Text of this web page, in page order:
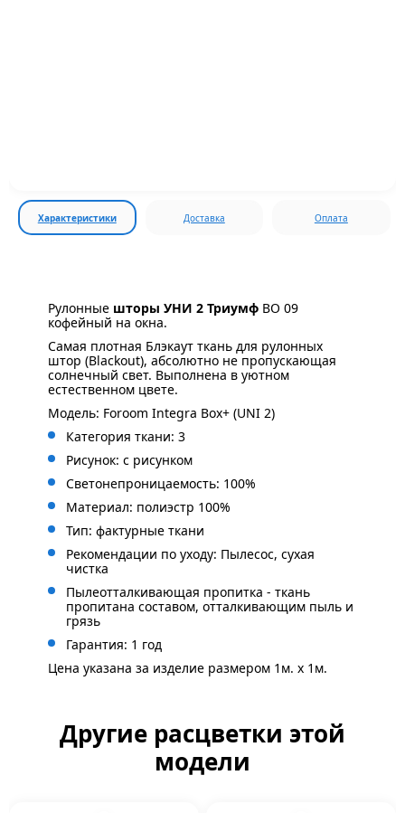
Характеристики Доставка Оплата
Рулонные шторы УНИ 2 Триумф BO 09
кофейный на окна.
Самая плотная Блэкаут ткань для рулонных
штор (Blackout), абсолютно не пропускающая
солнечный свет. Выполнена в уютном
естественном цвете.
Модель: Foroom Integra Box+ (UNI 2)
Категория ткани: 3
Рисунок: с рисунком
Светонепроницаемость: 100%
Материал: полиэстр 100%
Тип: фактурные ткани
Рекомендации по уходу: Пылесос, сухая
чистка
Пылеотталкивающая пропитка - ткань
пропитана составом, отталкивающим пыль и
грязь
Гарантия: 1 год
Цена указана за изделие размером 1м. x 1м.
Другие расцветки этой
модели